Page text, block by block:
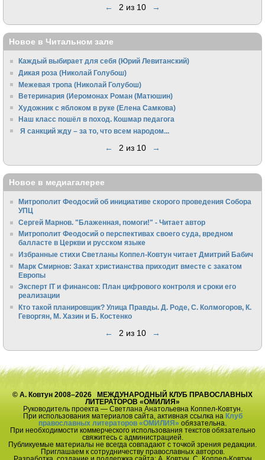
← 2 из 10 →
Новое в Читальном зале
Каждый выбирает для себя (Юрий Левитанский)
Дикая роза (Николай Голубош)
Межевая тропа (Николай Голубош)
Ветеринария (Иеромонах Роман (Матюшин)
Художник с яблоком в руке (Елена Самкова)
Наш класс пошёл в поход. Кошмар педагога
Я санкций жду – за то, что всем народом...
← 2 из 10 →
Новое в медиагалерее
Митрополит Феодосий об инициативе скорого проведения Собора
УПЦ
Сергей Марнов. "Блаженная, помоги!" - Читает автор
Митрополит Феодосий о перспективах своего суда, вредном
балласте в Церкви и русском языке
Избранные стихи Светланы Коппел-Ковтун читает Дмитрий Бабич
Марк Смирнов: Закат христианства приходит вместе с закатом
Европы
Эксперт IT и финансов: План цифрового контроля и сроки его
реализации
Кто такой планировщик? Улица Правды. Д. Роде, С. Колмогоров, К.
Геворгян, М. Хазин и Б. Костенко
← 2 из 10 →
© А. Ковтун 2008–2026 МЕЖДУНАРОДНЫЙ КЛУБ ПРАВОСЛАВНЫХ
ЛИТЕРАТОРОВ «ОМИЛИЯ»
Руководитель проекта — Светлана Анатольевна Коппел-Ковтун.
При использования материалов сайта, активная ссылка на Клуб
православных литераторов «ОМИЛИЯ» обязательна.
При необходимости коммерческого использования текстов обязательно
свяжитесь с администрацией.
Публикуемые материалы не всегда совпадают с точкой зрения редакции.
Приглашаем к сотрудничеству православных авторов.
Разработка, создание и поддержка сайта: А. Ковтун, С. Коппел-Ковтун